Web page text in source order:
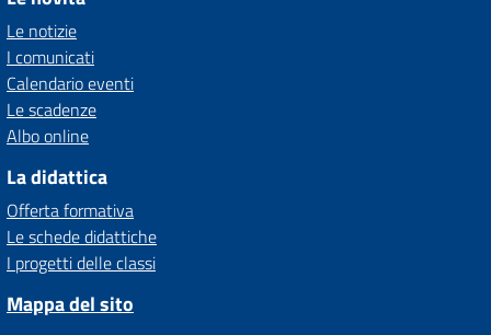
Le notizie
I comunicati
Calendario eventi
Le scadenze
Albo online
La didattica
Offerta formativa
Le schede didattiche
I progetti delle classi
Mappa del sito